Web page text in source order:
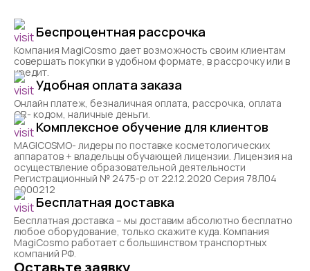
Беспроцентная рассрочка
Компания MagiCosmo дает возможность своим клиентам
совершать покупки в удобном формате, в рассрочку или в
кредит.
Удобная оплата заказа
Онлайн платеж, безналичная оплата, рассрочка, оплата
QR- кодом, наличные деньги.
Комплексное обучение для клиентов
MAGICOSMO- лидеры по поставке косметологических
аппаратов + владельцы обучающей лицензии. Лицензия на
осуществление образовательной деятельности
Регистрационный № 2475-р от 22.12.2020 Серия 78Л04
0000212
Бесплатная доставка
Бесплатная доставка – мы доставим абсолютно бесплатно
любое оборудование, только скажите куда. Компания
MagiCosmo работает с большинством транспортных
компаний РФ.